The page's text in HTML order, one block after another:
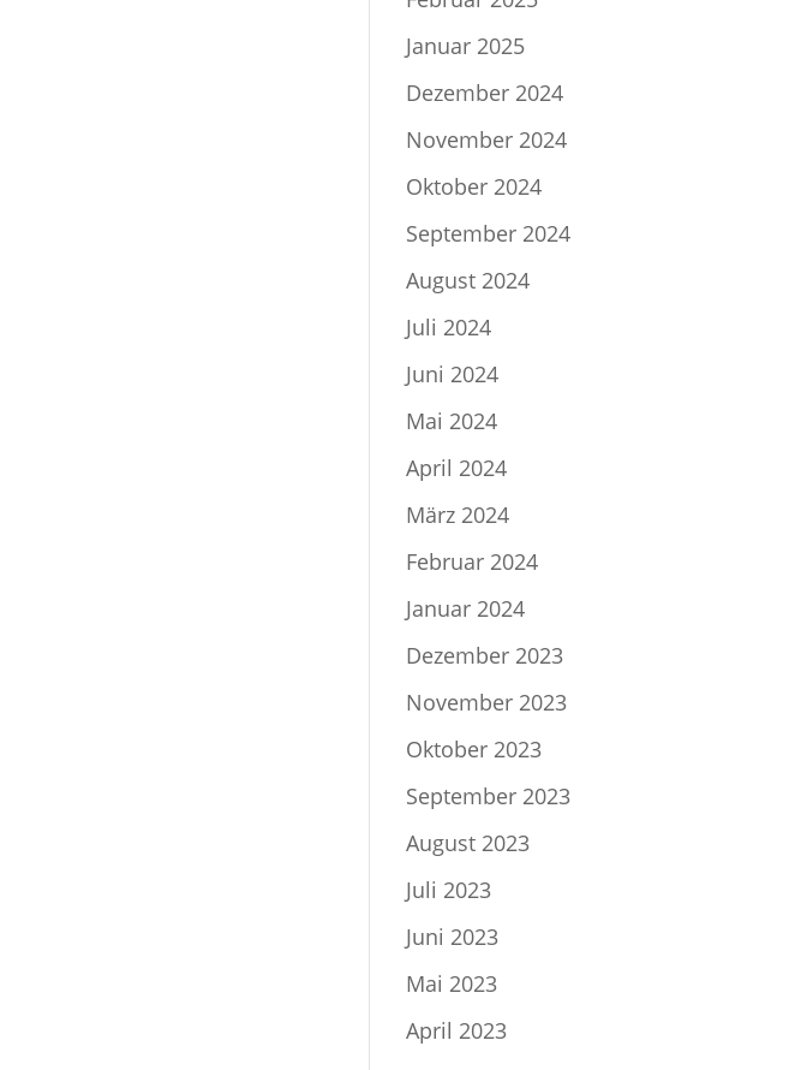
Januar 2025
Dezember 2024
November 2024
Oktober 2024
September 2024
August 2024
Juli 2024
Juni 2024
Mai 2024
April 2024
März 2024
Februar 2024
Januar 2024
Dezember 2023
November 2023
Oktober 2023
September 2023
August 2023
Juli 2023
Juni 2023
Mai 2023
April 2023